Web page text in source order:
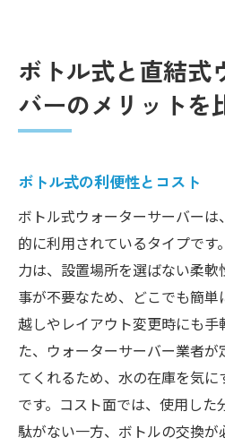
ボトル式と直結式
バーのメリットを
ボトル式の利便性とコスト
ボトル式ウォーターサーバー
的に利用されているタイプで
力は、設置場所を選ばない柔軟
事が不要なため、どこでも簡単
越しやレイアウト変更時にも手
た、ウォーターサーバー業者
てくれるため、水の在庫を気
です。コスト面では、使用し
駄がない一方、ボトルの交換